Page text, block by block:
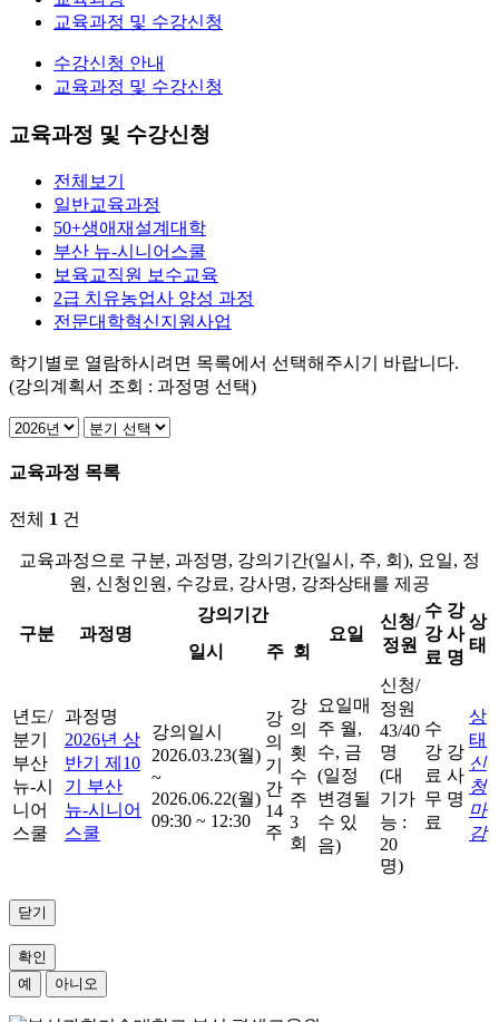
교육과정 및 수강신청
수강신청 안내
교육과정 및 수강신청
교육과정 및 수강신청
전체보기
일반교육과정
50+생애재설계대학
부산 뉴-시니어스쿨
보육교직원 보수교육
2급 치유농업사 양성 과정
전문대학혁신지원사업
학기별로 열람하시려면 목록에서 선택해주시기 바랍니다.
(강의계획서 조회 : 과정명 선택)
교육과정 목록
전체 1 건
교육과정으로 구분, 과정명, 강의기간(일시, 주, 회), 요일, 정
원, 신청인원, 수강료, 강사명, 강좌상태를 제공
구분 과정명
강의기간
요일
신청/
정원
수
강
료
강
사
명
상
태
일시 주 회
년도/
분기
부산
뉴-시
니어
스쿨
과정명
2026년 상
반기 제10
기 부산
뉴-시니어
스쿨
강의일시
2026.03.23(월)
~
2026.06.22(월)
09:30 ~ 12:30
강
의
기
간
14
주
강
의
횟
수
주
3
회
요일매
주 월,
수, 금
(일정
변경될
수 있
음)
신청/
정원
43/40
명
(대
기가
능 :
20
명)
수
강
료
무
료
강
사
명
상
태
신
청
마
감
닫기
확인
예
아니오